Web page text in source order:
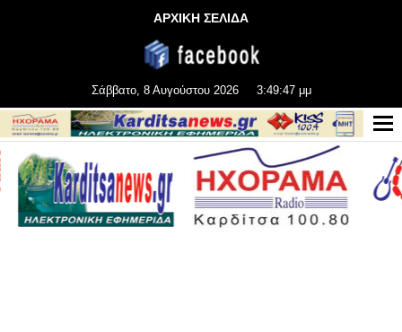
ΑΡΧΙΚΗ ΣΕΛΙΔΑ
Σάββατο, 8 Αυγούστου 2026 3:49:48 μμ